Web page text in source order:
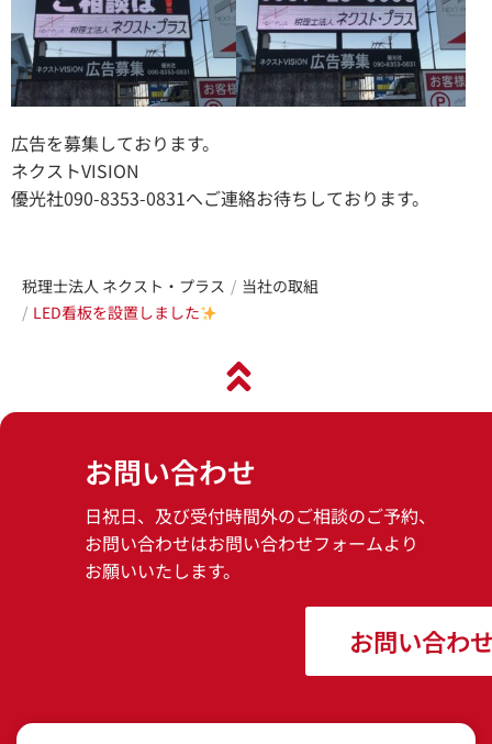
広告を募集しております。
ネクストVISION
優光社090-8353-0831へご連絡お待ちしております。
税理士法人 ネクスト・プラス
当社の取組
LED看板を設置しました
お問い合わせ
日祝日、及び受付時間外のご相談のご予約、
お問い合わせはお問い合わせフォームより
お願いいたします。
お問い合わ